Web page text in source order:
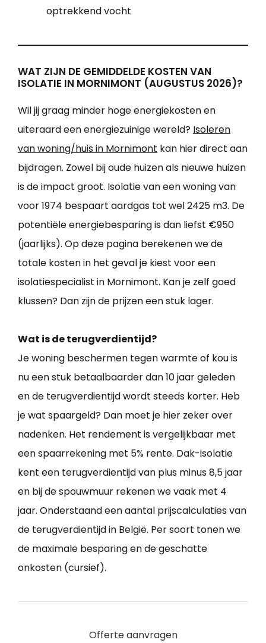
optrekkend vocht
WAT ZIJN DE GEMIDDELDE KOSTEN VAN
ISOLATIE IN MORNIMONT (AUGUSTUS 2026)?
Wil jij graag minder hoge energiekosten en
uiteraard een energiezuinige wereld? Isoleren
van woning/huis in Mornimont kan hier direct aan
bijdragen. Zowel bij oude huizen als nieuwe huizen
is de impact groot. Isolatie van een woning van
voor 1974 bespaart aardgas tot wel 2425 m3. De
potentiële energiebesparing is dan liefst €950
(jaarlijks). Op deze pagina berekenen we de
totale kosten in het geval je kiest voor een
isolatiespecialist in Mornimont. Kan je zelf goed
klussen? Dan zijn de prijzen een stuk lager.
Wat is de terugverdientijd?
Je woning beschermen tegen warmte of kou is
nu een stuk betaalbaarder dan 10 jaar geleden
en de terugverdientijd wordt steeds korter. Heb
je wat spaargeld? Dan moet je hier zeker over
nadenken. Het rendement is vergelijkbaar met
een spaarrekening met 5% rente. Dak-isolatie
kent een terugverdientijd van plus minus 8,5 jaar
en bij de spouwmuur rekenen we vaak met 4
jaar. Onderstaand een aantal prijscalculaties van
de terugverdientijd in België. Per soort tonen we
de maximale besparing en de geschatte
onkosten (cursief).
Offerte aanvragen